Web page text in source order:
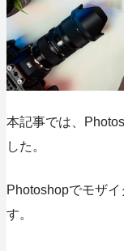
本記事では、
した。
Photoshopでモザ
す。